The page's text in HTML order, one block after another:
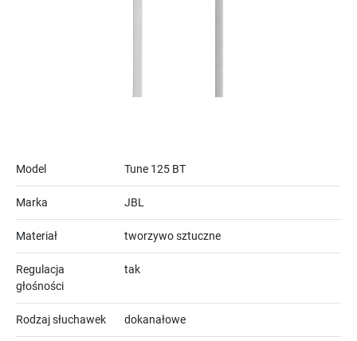
Model Tune 125 BT
Marka JBL
Materiał tworzywo sztuczne
Regulacja
głośności
tak
Rodzaj słuchawek dokanałowe